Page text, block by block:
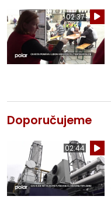
02:37
Doporučujeme
02:44